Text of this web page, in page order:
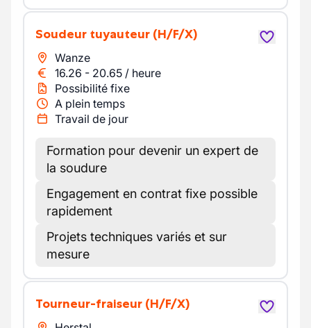
Soudeur tuyauteur (H/F/X)
Wanze
16.26 - 20.65 / heure
Possibilité fixe
A plein temps
Travail de jour
Formation pour devenir un expert de
la soudure
Engagement en contrat fixe possible
rapidement
Projets techniques variés et sur
mesure
Tourneur-fraiseur (H/F/X)